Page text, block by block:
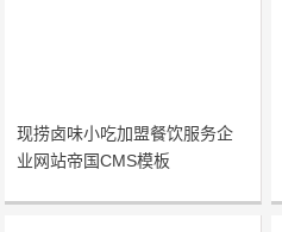
现捞卤味小吃加盟餐饮服务企
业网站帝国CMS模板